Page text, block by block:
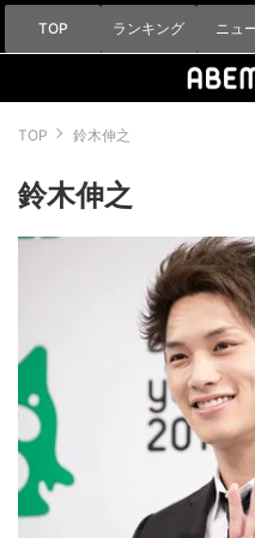
TOP ランキング ニュ
TOP 鈴木伸之
鈴木伸之